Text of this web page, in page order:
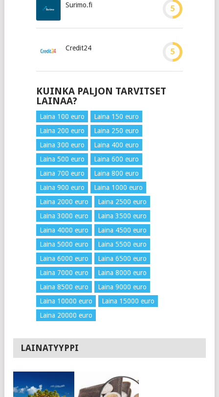
Surimo.fi 5
Credit24 5
KUINKA PALJON TARVITSET
LAINAA?
Laina 100 euro
Laina 150 euro
Laina 200 euro
Laina 250 euro
Laina 300 euro
Laina 400 euro
Laina 500 euro
Laina 600 euro
Laina 700 euro
Laina 800 euro
Laina 900 euro
Laina 1000 euro
Laina 2000 euro
Laina 2500 euro
Laina 3000 euro
Laina 3500 euro
Laina 4000 euro
Laina 4500 euro
Laina 5000 euro
Laina 5500 euro
Laina 6000 euro
Laina 6500 euro
Laina 7000 euro
Laina 8000 euro
Laina 8500 euro
Laina 9000 euro
Laina 10000 euro
Laina 15000 euro
Laina 20000 euro
LAINATYYPPI